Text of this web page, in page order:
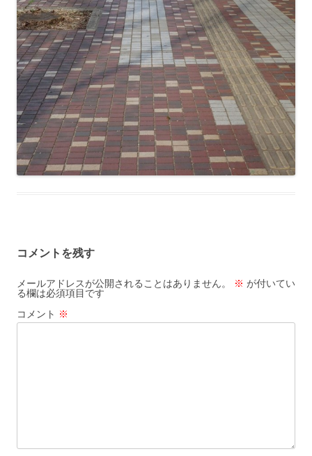
コメントを残す
メールアドレスが公開されることはありません。 ※ が付いてい
る欄は必須項目です
コメント ※